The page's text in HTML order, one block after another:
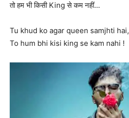
तो हम भी किसी King से कम नहीं…
Tu khud ko agar queen samjhti hai,
To hum bhi kisi king se kam nahi !